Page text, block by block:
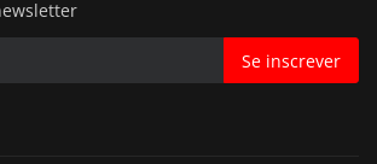
Se inscrever